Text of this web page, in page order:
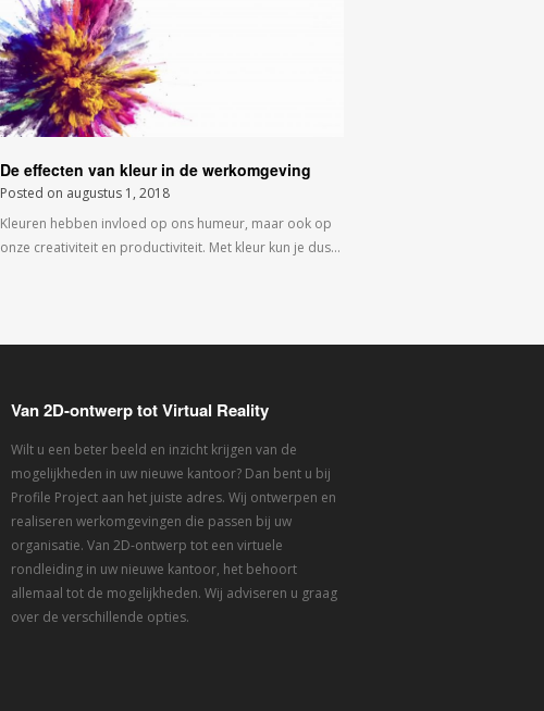
De effecten van kleur in de werkomgeving
Posted on augustus 1, 2018
Kleuren hebben invloed op ons humeur, maar ook op
onze creativiteit en productiviteit. Met kleur kun je dus…
Van 2D-ontwerp tot Virtual Reality
Wilt u een beter beeld en inzicht krijgen van de
mogelijkheden in uw nieuwe kantoor? Dan bent u bij
Profile Project aan het juiste adres. Wij ontwerpen en
realiseren werkomgevingen die passen bij uw
organisatie. Van 2D-ontwerp tot een virtuele
rondleiding in uw nieuwe kantoor, het behoort
allemaal tot de mogelijkheden. Wij adviseren u graag
over de verschillende opties.